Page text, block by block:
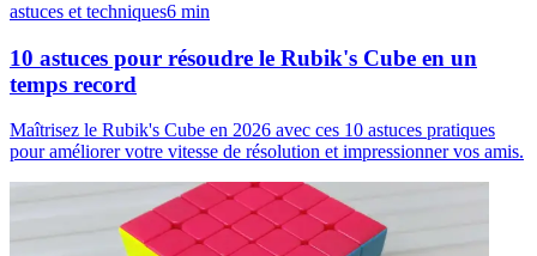
astuces et techniques6 min
10 astuces pour résoudre le Rubik's Cube en un
temps record
Maîtrisez le Rubik's Cube en 2026 avec ces 10 astuces pratiques
pour améliorer votre vitesse de résolution et impressionner vos amis.